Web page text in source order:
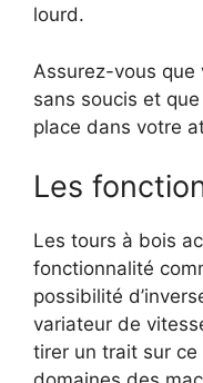
lourd.
Assurez-vous
sans soucis et
place dans votre
Les
Les tours à bois
fonctionnalité
possibilité
variateur de
tirer un trait sur